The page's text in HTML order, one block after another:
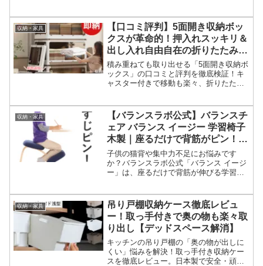
ゃれなベッドフレームの全貌を徹底解説
します。
収納・家具
【口コミ評判】5面開き収納ボッ
クスが革命的！押入れスッキリ＆
出し入れ自由自在の折りたたみケ
ースを徹底レビュー
積み重ねても取り出せる「5面開き収納ボ
ックス」の口コミと評判を徹底検証！キ
ャスター付きで移動も楽々、折りたたみ
くレビューします。収納ストレスから解
放されたい方は必見です。
収納・家具
【バランスラボ公式】バランスチ
ェア バランス イージー 学習椅子
木製｜座るだけで背筋がピン！子
供の集中力と一生モノの姿勢を育
む北欧デザインの日本製チェア
子供の猫背や集中力不足にお悩みです
か？バランスラボ公式「バランス イージ
ー」は、座るだけで背筋が伸びる学習椅
正チェアの口コミと魅力を徹底解説し、
購入を促します。
収納・家具
吊り戸棚収納ケース徹底レビュ
ー！取っ手付きで奥の物も楽々取
り出し【デッドスペース解消】
キッチンの吊り戸棚の「奥の物が出しに
くい」悩みを解決！取っ手付き収納ケー
スを徹底レビュー。日本製で安全・頑